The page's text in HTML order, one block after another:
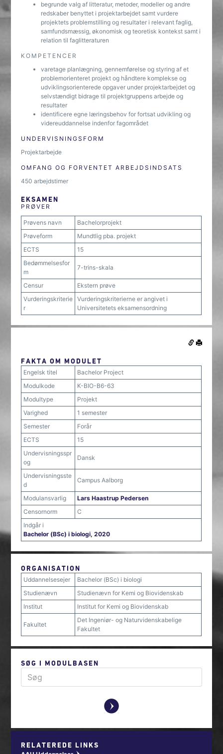
begrunde valg af litteratur, metoder, modeller og andre
redskaber benyttet i projektarbejdet samt vurdere
projektets problemstilling og resultater i relevant faglig,
samfundsmæssig, økonomisk og teoretisk kontekst samt i
relation til faglitteraturen
KOMPETENCER
varetage planlægning, gennemførelse og styring af et
problemorienteret projekt og håndtere komplekse og
udviklingsorienterede opgaver under projektarbejdet og
selvstændigt bidrage til projektgruppens arbejde og
resultater
identificere egne læringsbehov for fortsat udvikling og
videreuddannelse indenfor fagområdet
UNDERVISNINGSFORM
Projektarbejde
OMFANG OG FORVENTET ARBEJDSINDSATS
450 arbejdstimer
EKSAMEN
PRØVER
Prøvens navn
Bachelorprojekt
Prøveform
Mundtlig pba. projekt
ECTS
15
Bedømmelsesfor
m
7-trins-skala
Censur
Ekstern prøve
Vurderingskriterie
r
Vurderingskriterierne er angivet i
Universitetets eksamensordning
FAKTA OM MODULET
Engelsk titel
Bachelor Project
Modulkode
K-BIO-B6-63
Modultype
Projekt
Varighed
1 semester
Semester
Forår
ECTS
15
Undervisningsspr
og
Dansk
Undervisningsste
d
Campus Aalborg
Modulansvarlig
Lars Haastrup Pedersen
Censornorm
C
Indgår i
Bachelor (BSc) i biologi, 2020
ORGANISATION
Uddannelsesejer
Bachelor (BSc) i biologi
Studienævn
Studienævn for Kemi og Biovidenskab
Institut
Institut for Kemi og Biovidenskab
Fakultet
Det Ingeniør- og Naturvidenskabelige
Fakultet
SØG I MODULBASEN
y
RELATEREDE LINKS